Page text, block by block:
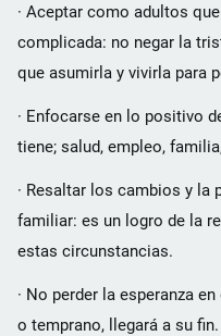
· Aceptar como adultos
complicada: no negar la
que asumirla y vivirla para
· Enfocarse en lo positivo
tiene; salud, empleo,
· Resaltar los cambios y la
familiar: es un logro de la
estas circunstancias.
· No perder la esperanza
o temprano, llegará a su fin.